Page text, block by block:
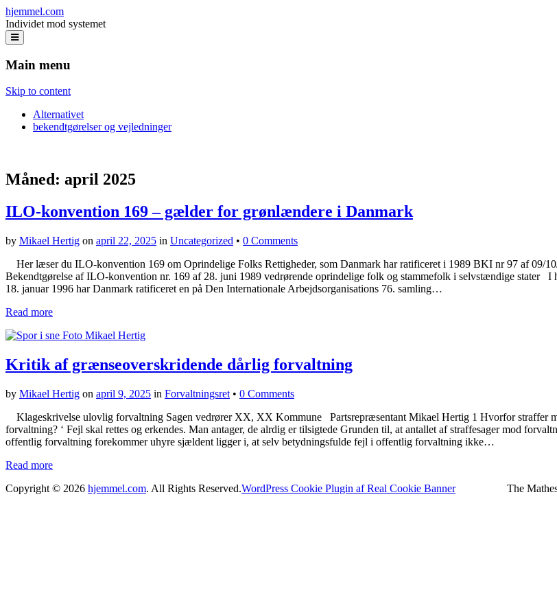
hjemmel.com
Individet mod systemet
Main menu
Skip to content
Alternativet
bekendtgørelser og vejledninger
Måned: april 2025
ILO-konvention 169 – gælder for grønlændere i Danmark
by Mikael Hertig on april 22, 2025 in Uncategorized • 0 Comments
Her læser du ILO-konvention 169 om Oprindelige Folks Rettigheder, som Danmark har ratificeret i 1989 BKI nr 97 af 09/
Bekendtgørelse af ILO-konvention nr. 169 af 28. juni 1989 vedrørende oprindelige folk og stammefolk i selvstændige stater I
18. januar 1996 har Danmark ratificeret en på Den Internationale Arbejdsorganisations 76. samling…
Read more
Kritik af grænseoverskridende dårlig forvaltning
by Mikael Hertig on april 9, 2025 in Forvaltningsret • 0 Comments
Klageskrivelse ulovlig forvaltning Sagen vedrører XX, XX Kommune Partsrepræsentant Mikael Hertig 1 Hvorfor straffer
forvaltning? ‘ Fejl skal rettes og erkendes. Man antager, de alrdig er tilsigtede Grunden til, at antallet af straffesager mod
offentlig forvaltning forekommer uhyre sjældent ligger i, at selv betydningsfulde fejl i offentlig forvaltning ikke…
Read more
Copyright © 2026 hjemmel.com. All Rights Reserved. The
WordPress Cookie Plugin af Real Cookie Banner